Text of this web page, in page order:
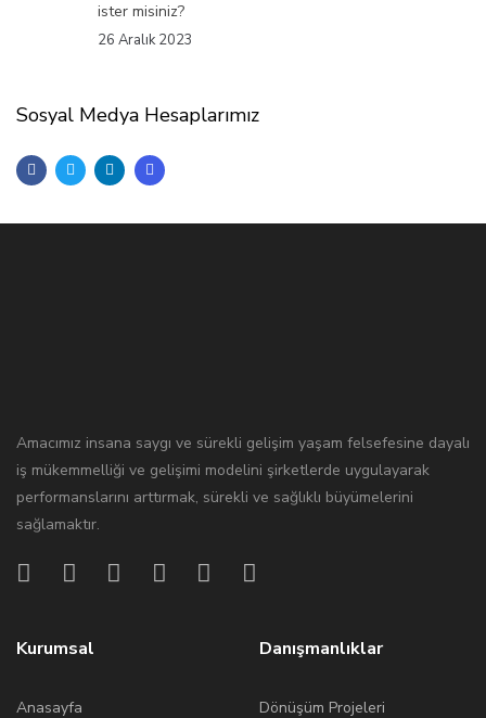
ister misiniz?
26 Aralık 2023
Sosyal Medya Hesaplarımız
Amacımız insana saygı ve sürekli gelişim yaşam felsefesine dayalı
iş mükemmelliği ve gelişimi modelini şirketlerde uygulayarak
performanslarını arttırmak, sürekli ve sağlıklı büyümelerini
sağlamaktır.
Kurumsal
Anasayfa
Danışmanlıklar
Dönüşüm Projeleri